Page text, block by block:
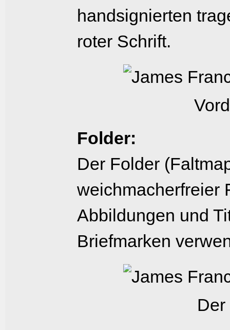
handsignierten
roter Schrift.
Folder:
Der Folder
weichmacherfreier
Abbildungen und
Briefmarken